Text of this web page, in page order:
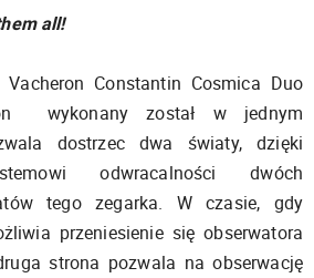
all!
Vacheron Constantin Cosmica Duo
wykonany został w jednym
dostrzec dwa światy, dzięki
odwracalności dwóch
tego zegarka. W czasie, gdy
przeniesienie się obserwatora
strona pozwala na obserwację